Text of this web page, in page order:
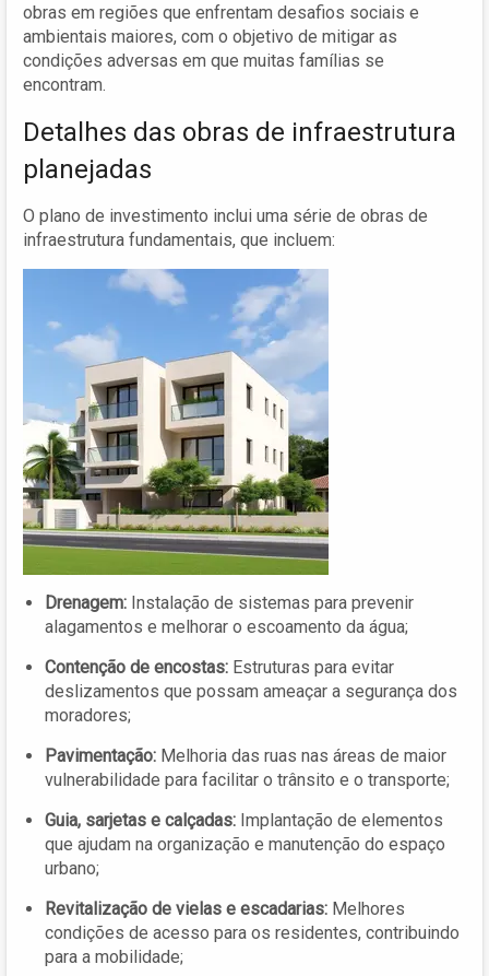
obras em regiões que enfrentam desafios sociais e
ambientais maiores, com o objetivo de mitigar as
condições adversas em que muitas famílias se
encontram.
Detalhes das obras de infraestrutura
planejadas
O plano de investimento inclui uma série de obras de
infraestrutura fundamentais, que incluem:
Drenagem: Instalação de sistemas para prevenir
alagamentos e melhorar o escoamento da água;
Contenção de encostas: Estruturas para evitar
deslizamentos que possam ameaçar a segurança dos
moradores;
Pavimentação: Melhoria das ruas nas áreas de maior
vulnerabilidade para facilitar o trânsito e o transporte;
Guia, sarjetas e calçadas: Implantação de elementos
que ajudam na organização e manutenção do espaço
urbano;
Revitalização de vielas e escadarias: Melhores
condições de acesso para os residentes, contribuindo
para a mobilidade;